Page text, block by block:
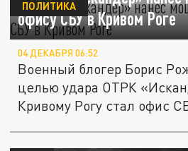
офису СБУ в Кривом Роге
ПОЛИТИКА
04 ДЕКАБРЯ 06:52
Военный блогер Борис
целью удара ОТРК
Кривому Рогу стал офис